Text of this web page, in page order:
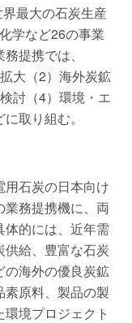
最大の石炭生産
学など26の事業
提携では、
大（2）海外炭鉱
討（4）環境・エ
取り組む。
石炭の日本向け
務提携機に、両
的には、近年需
給、豊富な石炭
の海外の優良炭鉱
原料、製品の製
境プロジェクト